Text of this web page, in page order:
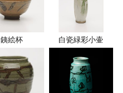
銕絵杯 白瓷緑彩小壷